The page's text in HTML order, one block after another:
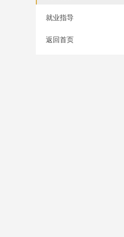
就业指导
返回首页